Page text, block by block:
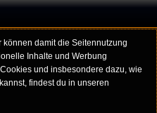
können damit die Seitennutzung
Inhalte und Werbung
und insbesondere dazu, wie
findest du in unseren